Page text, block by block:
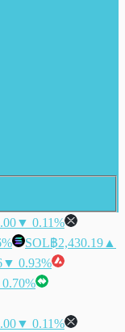
▼ 0.11%
SOL฿2,430.19 ▲
▼ 0.93%
▼ 0.11%